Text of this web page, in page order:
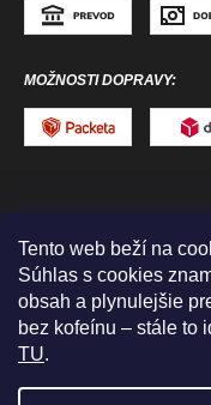
Tento web beží na
Súhlas s cookies
obsah a plynulejšie
bez kofeínu – stále to
TU.
MOŽNOSTI DOPRAVY: